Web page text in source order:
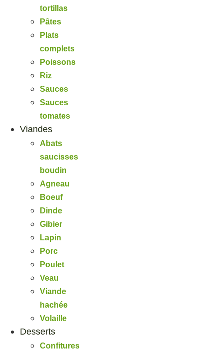
tortillas
Pâtes
Plats
complets
Poissons
Riz
Sauces
Sauces
tomates
Viandes
Abats
saucisses
boudin
Agneau
Boeuf
Dinde
Gibier
Lapin
Porc
Poulet
Veau
Viande
hachée
Volaille
Desserts
Confitures